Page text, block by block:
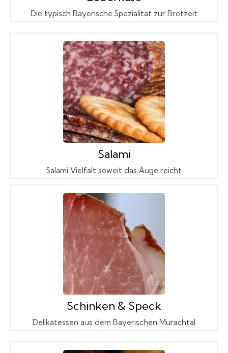
Die typisch Bayerische Spezialität zur Brotzeit
Salami
Salami Vielfalt soweit das Auge reicht
Schinken & Speck
Delikatessen aus dem Bayerischen Murachtal